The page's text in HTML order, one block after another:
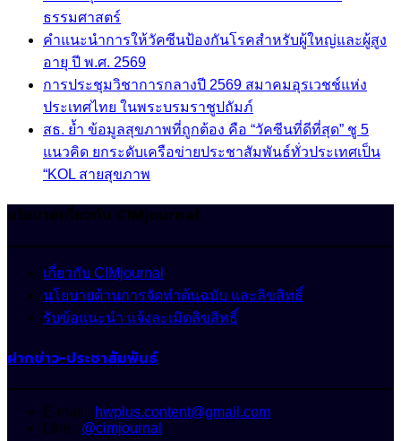
ธรรมศาสตร์
คำแนะนำการให้วัคซีนป้องกันโรคสำหรับผู้ใหญ่และผู้สูง
อายุ ปี พ.ศ. 2569
การประชุมวิชาการกลางปี 2569 สมาคมอุรเวชช์แห่ง
ประเทศไทย ในพระบรมราชูปถัมภ์
สธ. ย้ำ ข้อมูลสุขภาพที่ถูกต้อง คือ “วัคซีนที่ดีที่สุด” ชู 5
แนวคิด ยกระดับเครือข่ายประชาสัมพันธ์ทั่วประเทศเป็น
“KOL สายสุขภาพ
นโยบายเกี่ยวกับ CIMjournal
เกี่ยวกับ CIMjournal
นโยบายด้านการจัดทำต้นฉบับ และลิขสิทธิ์
รับข้อแนะนำ แจ้งละเมิดลิขสิทธิ์
ฝากข่าว-ประชาสัมพันธ์
E-mail : hwplus.content@gmail.com
Line : @cimjournal